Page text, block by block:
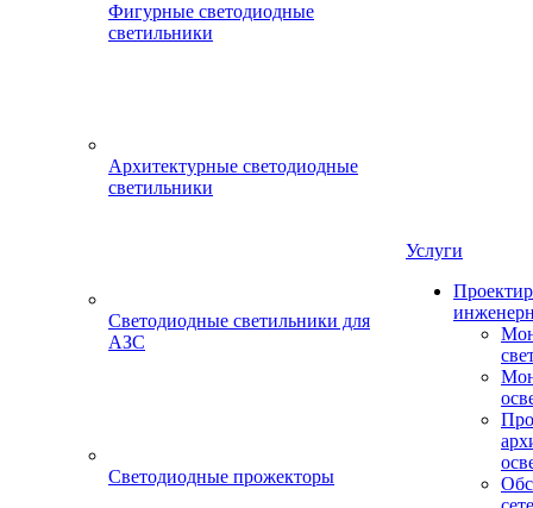
Фигурные светодиодные
светильники
Архитектурные светодиодные
светильники
Светодиодные светильники для
АЗС
Светодиодные прожекторы
Услуги